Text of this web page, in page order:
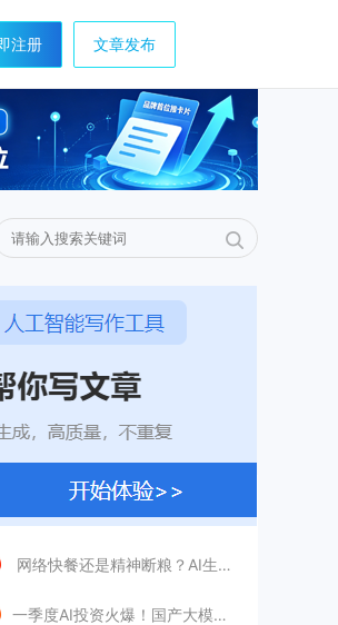
注册 文章发布
推荐
网络快餐还是精神断粮？AI生成文章已全面
​一季度AI投资火爆！国产大模型融资额暴